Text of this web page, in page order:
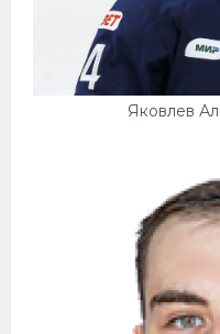
Яковлев